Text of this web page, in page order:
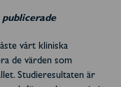
vårt kliniska
de värden som
Studieresultaten är